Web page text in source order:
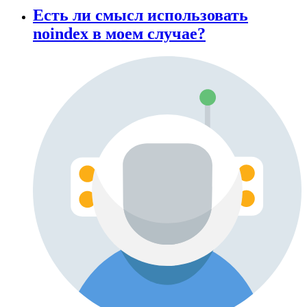
Есть ли смысл использовать
noindex в моем случае?